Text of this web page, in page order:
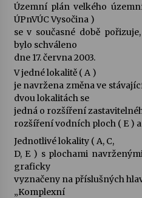
Územní plán velkého
ÚPnVÚC Vysočina )
se v současné době
bylo schváleno
dne 17. června 2003.
V jedné lokalitě ( A )
je navržena změna ve
dvou lokalitách se
jedná o rozšíření
rozšíření vodních ploch ( E )
Jednotlivé lokality ( A, C,
D, E ) s plochami
graficky
vyznačeny na příslušných
„Komplexní